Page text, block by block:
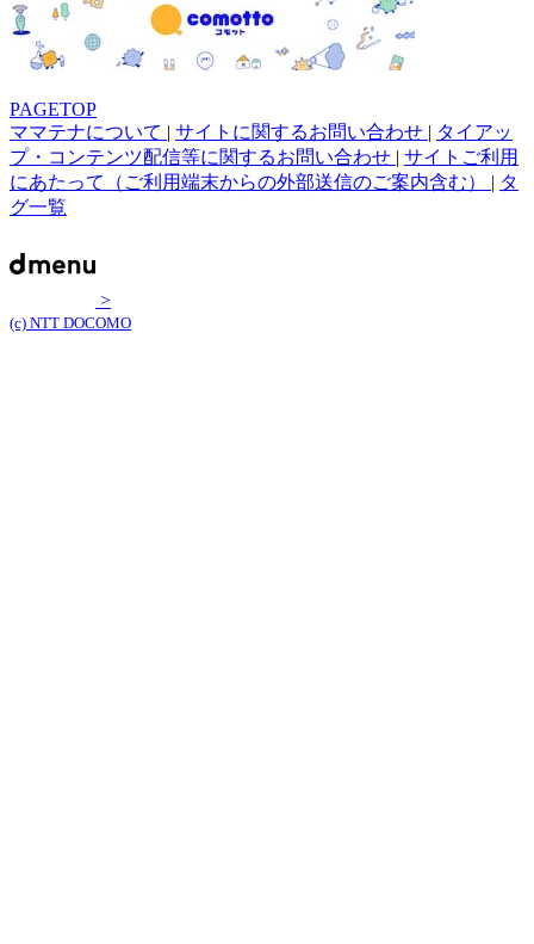
PAGETOP
ママテナについて | サイトに関するお問い合わせ | タイアッ
プ・コンテンツ配信等に関するお問い合わせ | サイトご利用
にあたって（ご利用端末からの外部送信のご案内含む） | タ
グ一覧
>
(c) NTT DOCOMO